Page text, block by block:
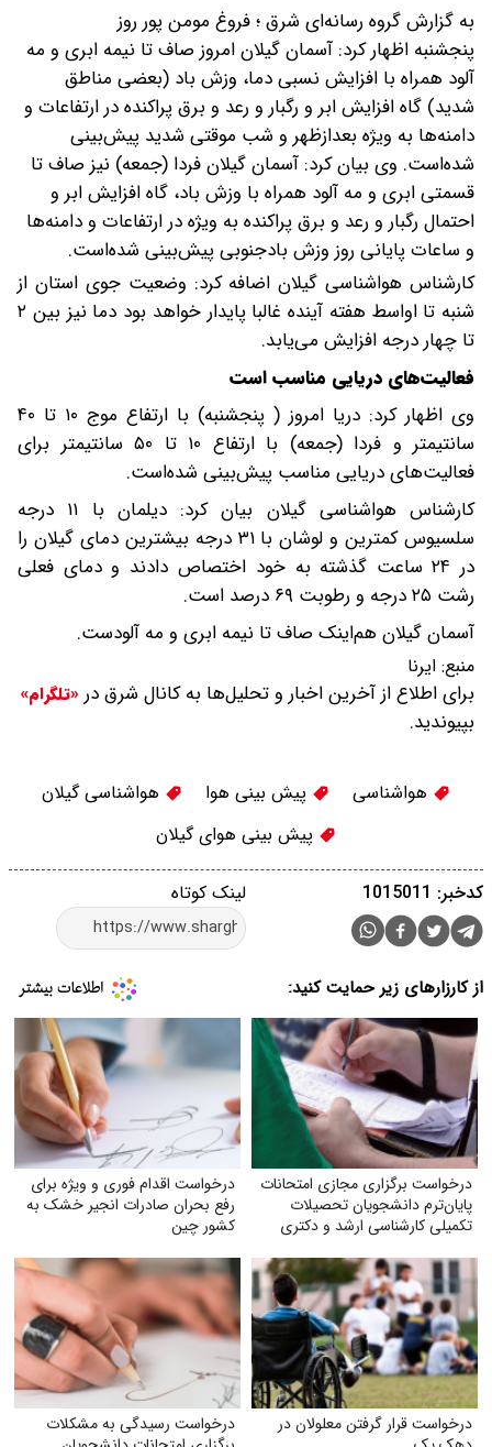
به گزارش گروه رسانه‌ای شرق ؛ فروغ مومن پور روز
پنجشنبه اظهار کرد: آسمان گیلان امروز صاف تا نیمه ابری و مه
آلود همراه با افزایش نسبی دما، وزش باد (بعضی مناطق
شدید) گاه افزایش ابر و رگبار و رعد و برق پراکنده در ارتفاعات و
دامنه‌ها به ویژه بعدازظهر و شب موقتی شدید پیش‌بینی
شده‌است. وی بیان کرد: آسمان گیلان فردا (جمعه) نیز صاف تا
قسمتی ابری و مه آلود همراه با وزش باد، گاه افزایش ابر و
احتمال رگبار و رعد و برق پراکنده به ویژه در ارتفاعات و دامنه‌ها
و ساعات پایانی روز وزش بادجنوبی پیش‌بینی شده‌است.
کارشناس هواشناسی گیلان اضافه کرد: وضعیت جوی استان از
شنبه تا اواسط هفته آینده غالبا پایدار خواهد بود دما نیز بین ۲
تا چهار درجه افزایش می‌یابد.
فعالیت‌های دریایی مناسب است
وی اظهار کرد: دریا امروز ( پنجشنبه) با ارتفاع موج ۱۰ تا ۴۰
سانتیمتر و فردا (جمعه) با ارتفاع ۱۰ تا ۵۰ سانتیمتر برای
فعالیت‌های دریایی مناسب پیش‌بینی شده‌است.
کارشناس هواشناسی گیلان بیان کرد: دیلمان با ۱۱ درجه
سلسیوس کمترین و لوشان با ۳۱ درجه بیشترین دمای گیلان را
در ۲۴ ساعت گذشته به خود اختصاص دادند و دمای فعلی
رشت ۲۵ درجه و رطوبت ۶۹ درصد است.
آسمان گیلان هم‌اینک صاف تا نیمه ابری و مه آلودست.
منبع: ایرنا
برای اطلاع از آخرین اخبار و تحلیل‌ها به کانال شرق در «تلگرام»
بپیوندید.
هواشناسی پیش بینی هوا
هواشناسی گیلان
پیش بینی هوای گیلان
لینک کوتاه کدخبر: 1015011
از کارزارهای زیر حمایت کنید:
درخواست برگزاری مجازی امتحانات
پایان‌ترم دانشجویان تحصیلات
تکمیلی کارشناسی ارشد و دکتری
درخواست اقدام فوری و ویژه برای
رفع بحران صادرات انجیر خشک به
کشور چین
درخواست قرار گرفتن معلولان در
درخواست رسیدگی به مشکلات